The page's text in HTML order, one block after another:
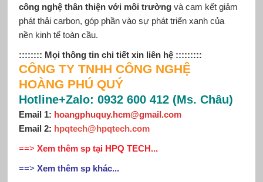
công nghệ thân thiện với môi trườngvà cam kết giảm
phát thải carbon, góp phần vào sự phát triển xanh của
nền kinh tế toàn cầu.
:::::::: Mọi thông tin chi tiết xin liên hệ :::::::::
CÔNG TY TNHH CÔNG NGHỆ
HOÀNG PHÚ QUÝ
Hotline+Zalo: 0932 600 412 (Ms. Châu)
Email 1: hoangphuquy.hcm@gmail.com
Email 2: hpqtech@hpqtech.com
==> Xem thêm sp tại HPQ TECH...
==> Xem thêm sp khác...